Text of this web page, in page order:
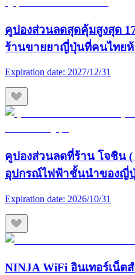
คูปองส่วนลดสุดคุ้มสูงสุด
ร้านขายยาญี่ปุ่นที่คนไทย
Expiration date: 2027/12/31
คูปองส่วนลดที่ร้าน โจชิน (
อุปกรณ์ไฟฟ้าชั้นนำของญี่
Expiration date: 2026/10/31
NINJA WiFi อินเทอร์เน็ต